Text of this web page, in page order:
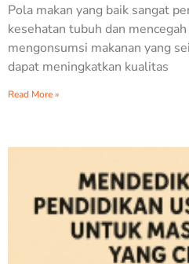
Pola makan yang baik sangat
kesehatan tubuh dan
mengonsumsi makanan yang
dapat meningkatkan kualitas
Read More »